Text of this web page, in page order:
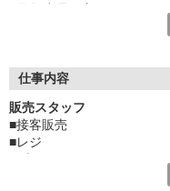
や各種バッグ・ポーチ、
もちろんアパレルやアウ
【制度も充実！】
■評価による昇給制度有り
■食事補助が500円／日！
■ブランドウェアの制服貸
■従業員割引もあるので
仕事内容
販売スタッフ
■接客販売
■レジ